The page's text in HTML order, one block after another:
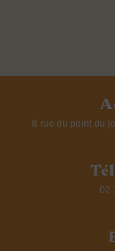
8 rue du point du
02